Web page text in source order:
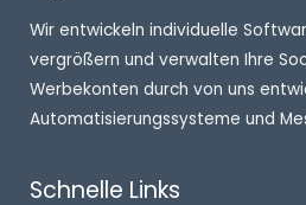
Wir entwickeln individuelle
vergrößern und verwalten Ihre
Werbekonten durch von uns
Automatisierungssysteme und
Schnelle Links